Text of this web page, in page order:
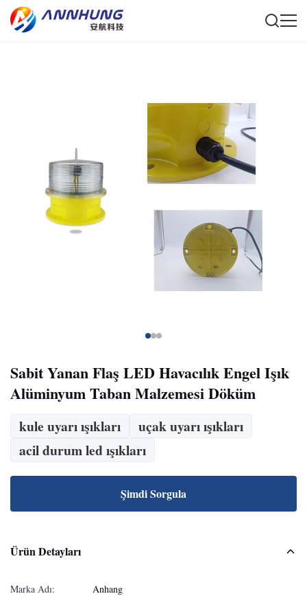
Sabit Yanan Flaş LED Havacılık Engel Işık
Alüminyum Taban Malzemesi Döküm
kule uyarı ışıkları
uçak uyarı ışıkları
acil durum led ışıkları
Şimdi Sorgula
Ürün Detayları
Marka Adı:
Anhang